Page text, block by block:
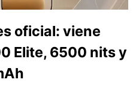
oficial: viene
Elite, 6500 nits y